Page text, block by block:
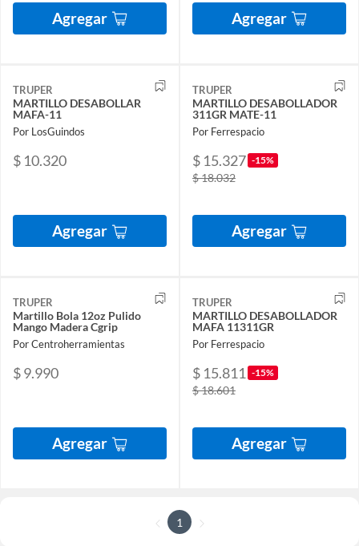
Agregar Agregar
TRUPER
MARTILLO DESABOLLAR
MAFA-11
Por LosGuindos
$ 10.320
Agregar
TRUPER
MARTILLO DESABOLLADOR
311GR MATE-11
Por Ferrespacio
$ 15.327 -15%
$ 18.032
Agregar
TRUPER
Martillo Bola 12oz Pulido
Mango Madera Cgrip
Por Centroherramientas
$ 9.990
Agregar
TRUPER
MARTILLO DESABOLLADOR
MAFA 11311GR
Por Ferrespacio
$ 15.811 -15%
$ 18.601
Agregar
1